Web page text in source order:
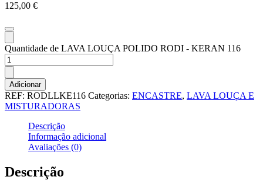
125,00 €
Quantidade de LAVA LOUÇA POLIDO RODI - KERAN 116
Adicionar
REF: RODLLKE116 Categorias: ENCASTRE, LAVA LOUÇA E
MISTURADORAS
Descrição
Informação adicional
Avaliações (0)
Descrição